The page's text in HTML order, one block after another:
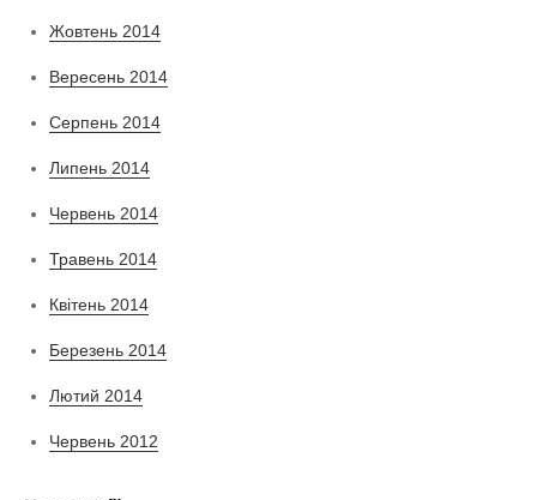
Жовтень 2014
Вересень 2014
Серпень 2014
Липень 2014
Червень 2014
Травень 2014
Квітень 2014
Березень 2014
Лютий 2014
Червень 2012